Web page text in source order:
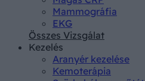
Mammográfia
EKG
Összes Vizsgálat
Kezelés
Aranyér kezelése
Kemoterápia